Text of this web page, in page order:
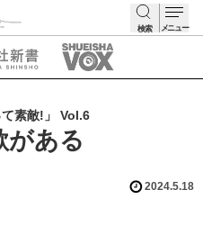
検索 メニュー
素敵!」 Vol.6
がある
2024.5.18